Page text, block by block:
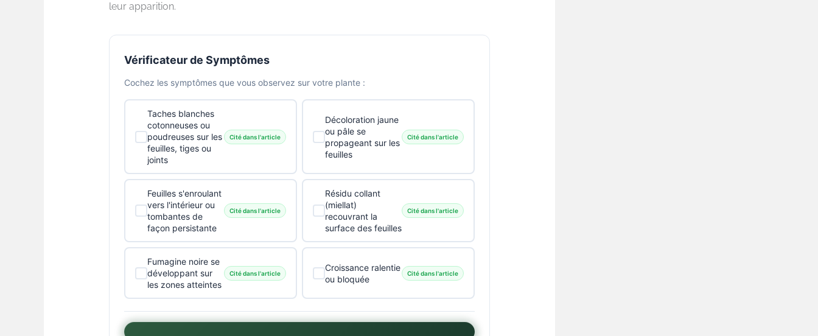
leur apparition.
Vérificateur de Symptômes
Cochez les symptômes que vous observez sur votre plante :
Taches blanches
cotonneuses ou
poudreuses sur les
feuilles, tiges ou
joints
Cité dans l'article
Décoloration jaune
ou pâle se
propageant sur les
feuilles
Cité dans l'article
Feuilles s'enroulant
vers l'intérieur ou
tombantes de
façon persistante
Cité dans l'article
Résidu collant
(miellat)
recouvrant la
surface des feuilles
Cité dans l'article
Fumagine noire se
développant sur
les zones atteintes
Cité dans l'article
Croissance ralentie
ou bloquée
Cité dans l'article